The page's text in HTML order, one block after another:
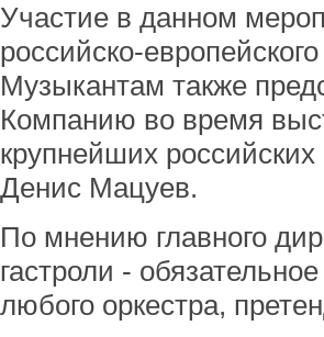
Участие в данном
российско-
Музыкантам также
Компанию во время
крупнейших
Денис Мацуев.
По мнению главного
гастроли -
любого оркестра,